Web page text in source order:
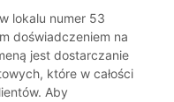
lokalu numer 53
doświadczeniem na
jest dostarczanie
które w całości
Aby